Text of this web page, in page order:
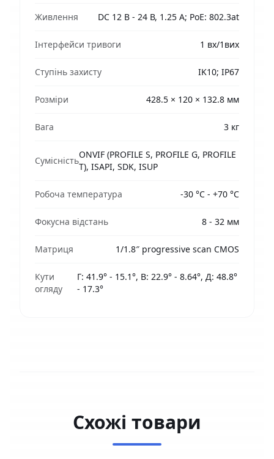
Живлення DC 12 В - 24 В, 1.25 A; PoE: 802.3at
Інтерфейси тривоги 1 вх/1вих
Ступінь захисту IK10; IP67
Розміри 428.5 × 120 × 132.8 мм
Вага 3 кг
Сумісність
ONVIF (PROFILE S, PROFILE G, PROFILE
T), ISAPI, SDK, ISUP
Робоча температура -30 °C - +70 °C
Фокусна відстань 8 - 32 мм
Матриця 1/1.8″ progressive scan CMOS
Кути
огляду
Г: 41.9° - 15.1°, В: 22.9° - 8.64°, Д: 48.8°
- 17.3°
Схожі товари